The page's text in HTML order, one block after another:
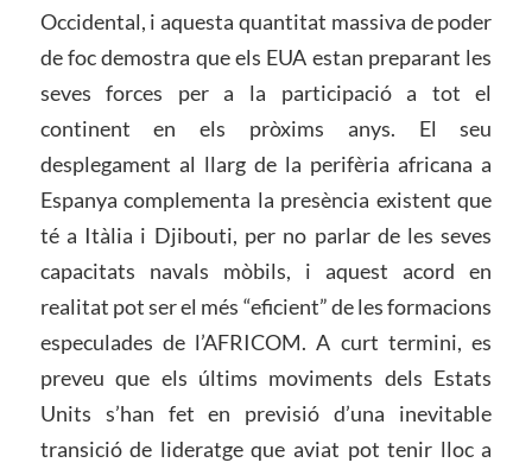
Occidental, i aquesta quantitat massiva de poder
de foc demostra que els EUA estan preparant les
seves forces per a la participació a tot el
continent en els pròxims anys. El seu
desplegament al llarg de la perifèria africana a
Espanya complementa la presència existent que
té a Itàlia i Djibouti, per no parlar de les seves
capacitats navals mòbils, i aquest acord en
realitat pot ser el més “eficient” de les formacions
especulades de l’AFRICOM. A curt termini, es
preveu que els últims moviments dels Estats
Units s’han fet en previsió d’una inevitable
transició de lideratge que aviat pot tenir lloc a